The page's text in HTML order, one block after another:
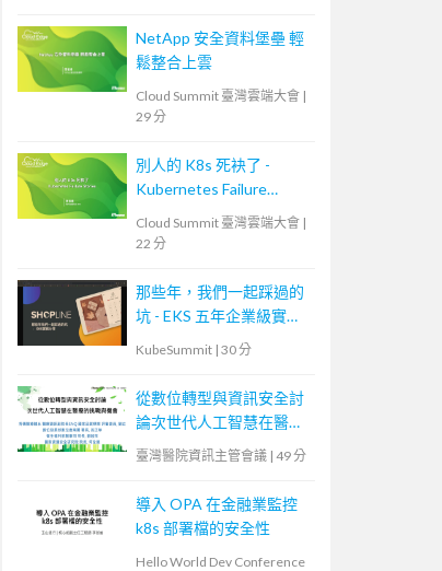
NetApp 安全資料堡壘 輕
鬆整合上雲
Cloud Summit 臺灣雲端大會 |
29 分
別人的 K8s 死袂了 -
Kubernetes Failure
Cloud Summit 臺灣雲端大會 |
22 分
那些年，我們一起踩過的
坑 - EKS 五年企業級實戰
KubeSummit | 30 分
從數位轉型與資訊安全討
論次世代人工智慧在醫療
的挑戰與機會
臺灣醫院資訊主管會議 | 49 分
導入 OPA 在金融業監控
k8s 部署檔的安全性
Hello World Dev Conference